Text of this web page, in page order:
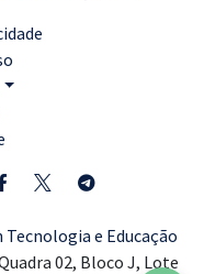
Tecnologia e Educação
02, Bloco J, Lote